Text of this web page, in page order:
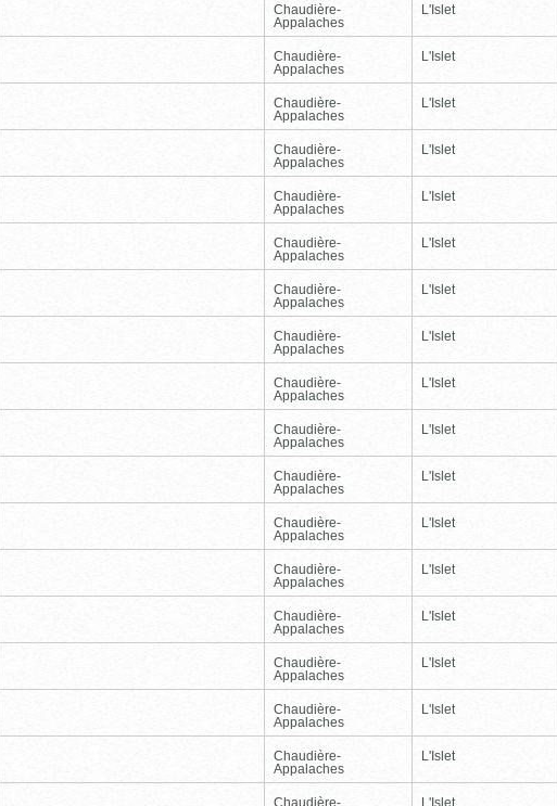
Chaudière-
Appalaches
L'Islet
Chaudière-
Appalaches
L'Islet
Chaudière-
Appalaches
L'Islet
Chaudière-
Appalaches
L'Islet
Chaudière-
Appalaches
L'Islet
Chaudière-
Appalaches
L'Islet
Chaudière-
Appalaches
L'Islet
Chaudière-
Appalaches
L'Islet
Chaudière-
Appalaches
L'Islet
Chaudière-
Appalaches
L'Islet
Chaudière-
Appalaches
L'Islet
Chaudière-
Appalaches
L'Islet
Chaudière-
Appalaches
L'Islet
Chaudière-
Appalaches
L'Islet
Chaudière-
Appalaches
L'Islet
Chaudière-
Appalaches
L'Islet
Chaudière-
Appalaches
L'Islet
Chaudière- L'Islet